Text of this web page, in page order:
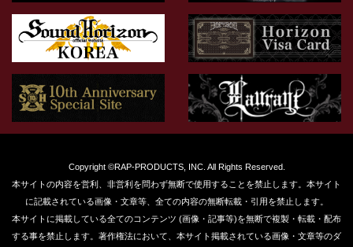
Copyright ©RAP-PRODUCTS, INC. All Rights Reserved.
本サイトの内容を営利、非営利を問わず無断で使用することを禁止します。本サイト
に記載されている画像・文章等、全ての内容の無断転載・引用を禁止します。
本サイトに掲載している全てのコンテンツ (画像・記事等)を無断で複製・転載・配布
する事を禁止します。著作権法において、本サイト掲載されている画像・文章等のダ